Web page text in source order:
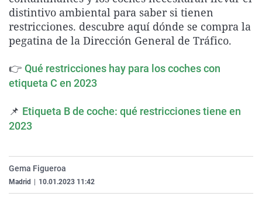
La rosa de los vientos
Gente viajera
Caso
Retornados
Operación Viuda
Extremadura
Galicia
Navarra
Virales
Televisión
distintivo ambiental para saber si tienen
restricciones. descubre aquí dónde se compra la
pegatina de la Dirección General de Tráfico.
👉 Qué restricciones hay para los coches con
etiqueta C en 2023
📌 Etiqueta B de coche: qué restricciones tiene en
2023
Gema Figueroa
Madrid 10.01.2023 11:42